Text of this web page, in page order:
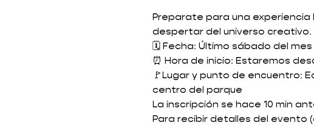
Preparate para una
despertar del universo creativo.
🗓️ Fecha: Último sábado del mes
⏰ Hora de inicio: Estaremos
🚩Lugar y punto de encuentro:
centro del parque
La inscripción se hace 10 min
Para recibir detalles del evento